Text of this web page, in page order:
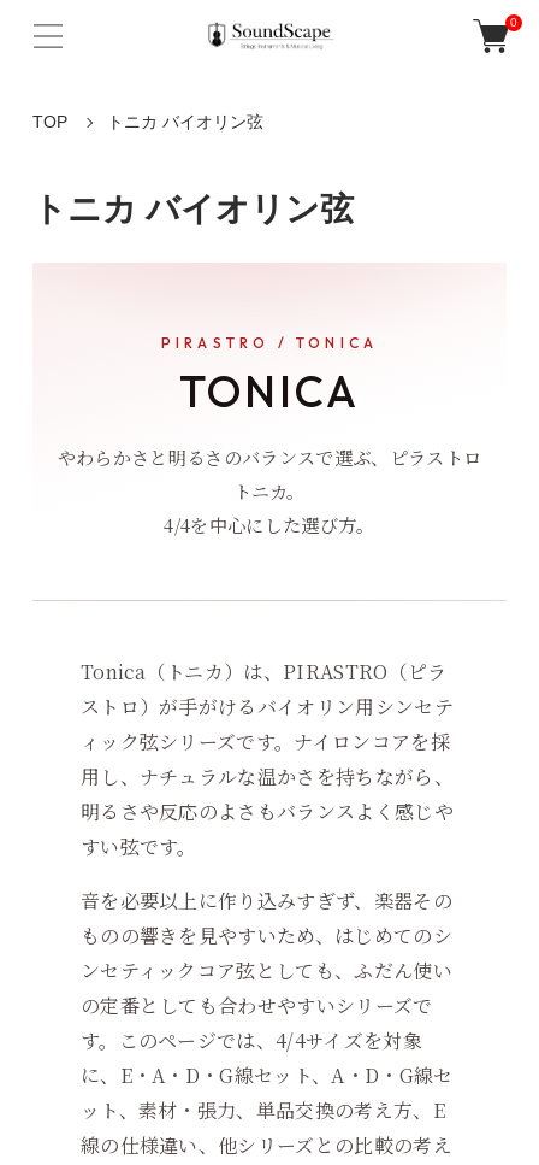
0
TOP トニカ バイオリン弦
トニカ バイオリン弦
PIRASTRO / TONICA
TONICA
やわらかさと明るさのバランスで選ぶ、ピラストロ
トニカ。
4/4を中心にした選び方。
Tonica（トニカ）は、PIRASTRO（ピラ
ストロ）が手がけるバイオリン用シンセテ
ィック弦シリーズです。ナイロンコアを採
用し、ナチュラルな温かさを持ちながら、
明るさや反応のよさもバランスよく感じや
すい弦です。
音を必要以上に作り込みすぎず、楽器その
ものの響きを見やすいため、はじめてのシ
ンセティックコア弦としても、ふだん使い
の定番としても合わせやすいシリーズで
す。このページでは、4/4サイズを対象
に、E・A・D・G線セット、A・D・G線セ
ット、素材・張力、単品交換の考え方、E
線の仕様違い、他シリーズとの比較の考え